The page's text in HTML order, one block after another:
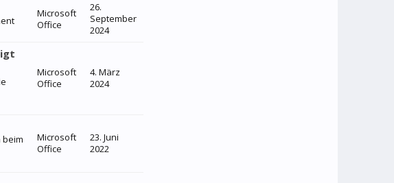
Microsoft
Office
26.
September
2024
Microsoft
Office
4. März
2024
beim
Microsoft
Office
23. Juni
2022